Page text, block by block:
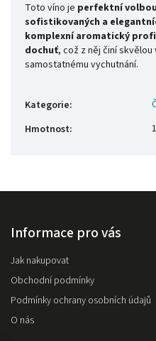
Toto víno je perfektní
sofistikovaných a
komplexní aromatický
dochuť, což z něj činí
samostatnému vychutnání.
Kategorie:
Hmotnost:
Informace pro vás
Jak nakupovat
Obchodní podmínky
Podmínky ochrany osobních údajů
O nás